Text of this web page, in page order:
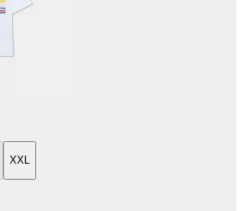
XXL